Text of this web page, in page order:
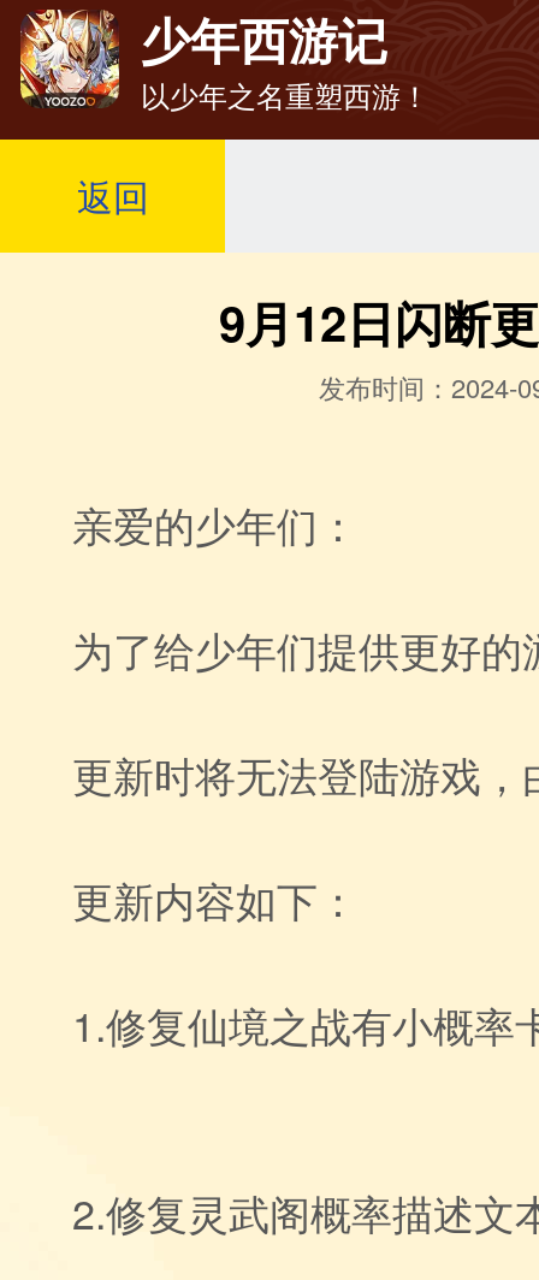
少年西游记
以少年之名重塑西游！
返回
9月12日闪断
发布时间：2024-
亲爱的少年们：
为了给少年们提供更好
更新时将无法登陆游戏
更新内容如下：
1.修复仙境之战有小概
2.修复灵武阁概率描述文